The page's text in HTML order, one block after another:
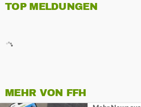
TOP MELDUNGEN
MEHR VON FFH